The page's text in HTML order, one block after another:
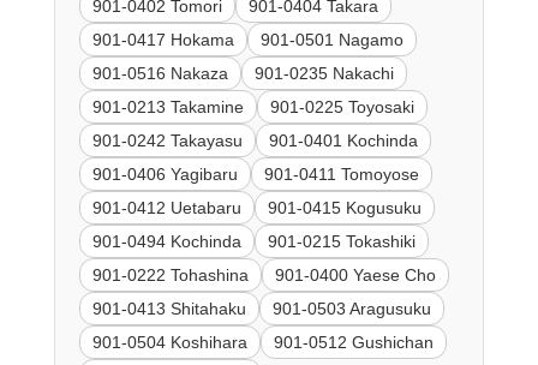
901-0402 Tomori
901-0404 Takara
901-0417 Hokama
901-0501 Nagamo
901-0516 Nakaza
901-0235 Nakachi
901-0213 Takamine
901-0225 Toyosaki
901-0242 Takayasu
901-0401 Kochinda
901-0406 Yagibaru
901-0411 Tomoyose
901-0412 Uetabaru
901-0415 Kogusuku
901-0494 Kochinda
901-0215 Tokashiki
901-0222 Tohashina
901-0400 Yaese Cho
901-0413 Shitahaku
901-0503 Aragusuku
901-0504 Koshihara
901-0512 Gushichan